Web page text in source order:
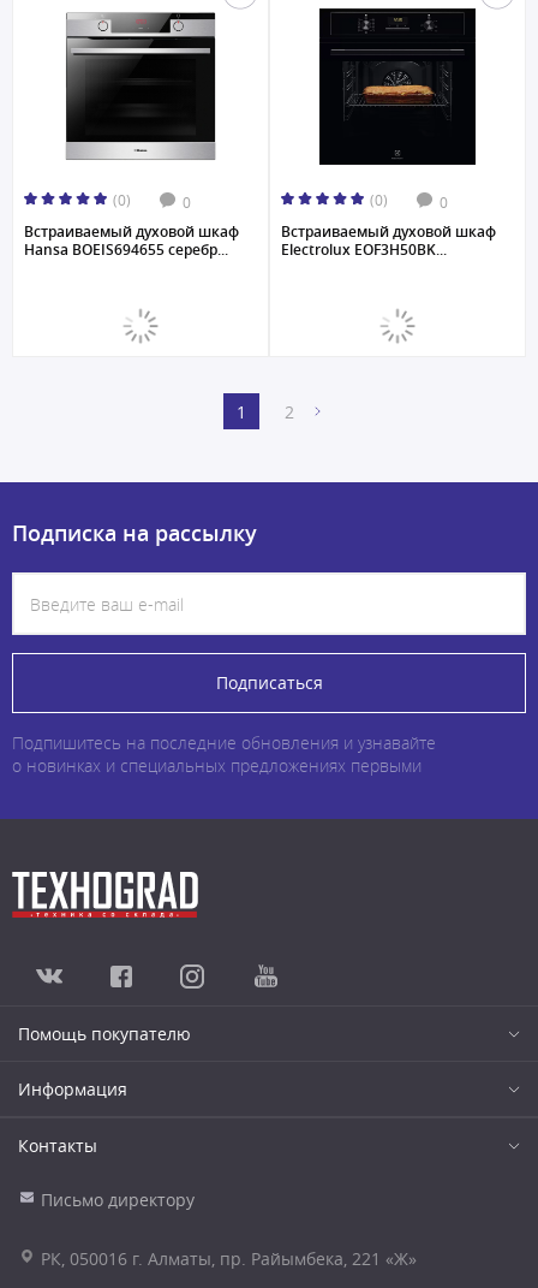
(0) 0
Встраиваемый духовой шкаф
Hansa BOEIS694655 серебр...
(0) 0
Встраиваемый духовой шкаф
Electrolux EOF3H50BK...
1 2
Подписка на рассылку
Подписаться
Подпишитесь на последние обновления и узнавайте
о новинках и специальных предложениях первыми
Помощь покупателю
Информация
Контакты
Письмо директору
РК, 050016 г. Алматы, пр. Райымбека, 221 «Ж»